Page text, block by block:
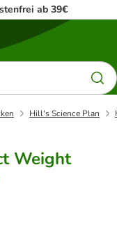
ab 39€
Hill's Science Plan
Weight